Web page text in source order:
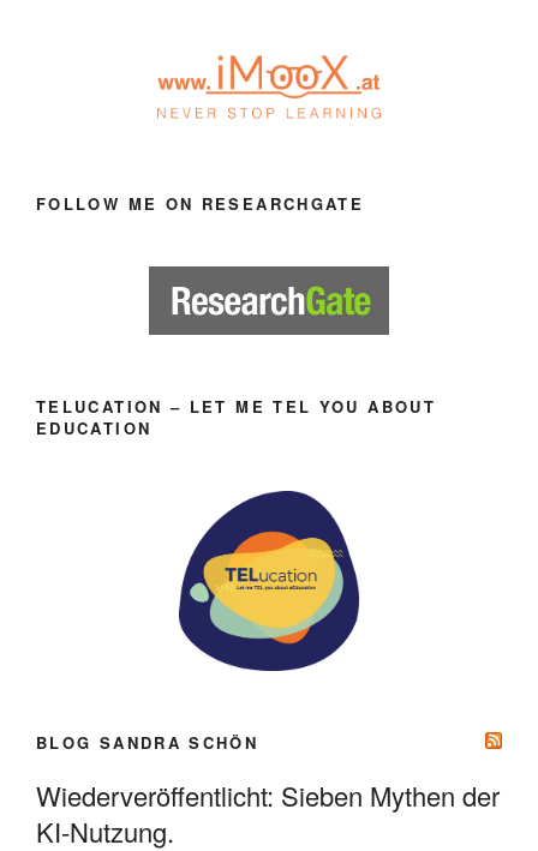
FOLLOW ME ON RESEARCHGATE
TELUCATION – LET ME TEL YOU ABOUT
EDUCATION
BLOG SANDRA SCHÖN
Wiederveröffentlicht: Sieben Mythen der
KI-Nutzung.